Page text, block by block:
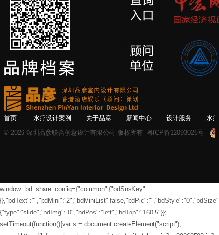
首页 水疗设计案例 关于品彦 新闻中心 设计服务
水
© 2026 深圳品彦联合创意设计有限公司 版权所有 粤ICP备12093026号
window._bd_share_config={"common":{"bdSnsKey":
{"type":"slide","bdImg":"0","bdPos":"left","bdTop":"160.5"}};
setTimeout(function(){var s = document.createElement("script");